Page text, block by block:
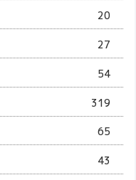
20
27
54
319
65
43